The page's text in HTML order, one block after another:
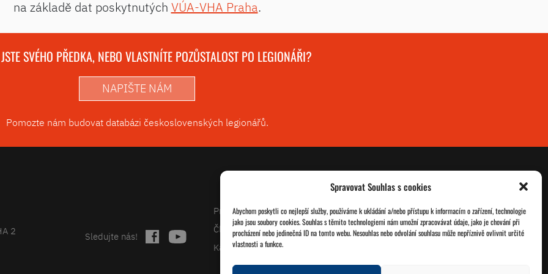
Spravovat Souhlas s cookies
Abychom poskytli co nejlepší služby, používáme k ukládání a/nebo přístupu k informacím o zařízení, technologie
jako jsou soubory cookies. Souhlas s těmito technologiemi nám umožní zpracovávat údaje, jako je chování při
procházení nebo jedinečná ID na tomto webu. Nesouhlas nebo odvolání souhlasu může nepříznivě ovlivnit určité
vlastnosti a funkce.
na základě dat poskytnutých VÚA-VHA Praha.
SVÉHO PŘEDKA, NEBO VLASTNÍTE POZŮSTALOST PO LEGIONÁŘI?
NAPIŠTE NÁM
Pomozte nám budovat databázi československých legionářů.
2 Sledujte nás!
Projekty
Články
Kalendář
O nás
Jednoty ČSOL
Databáze legionářů
Pro členy